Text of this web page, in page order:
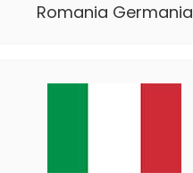
Romania Germania